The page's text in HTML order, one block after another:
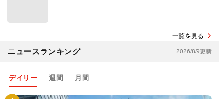
一覧を見る
ニュースランキング 2026/8/9更新
デイリー 週間 月間